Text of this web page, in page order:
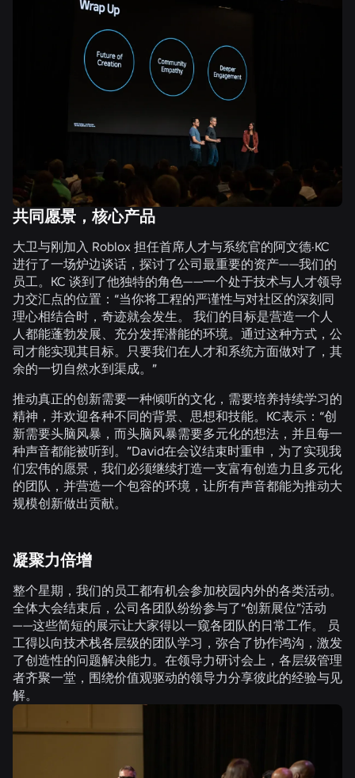
共同愿景，核心产品
大卫与刚加入 Roblox 担任首席人才与系统官的阿文德·KC
进行了一场炉边谈话，探讨了公司最重要的资产——我们的
员工。KC 谈到了他独特的角色——一个处于技术与人才领导
力交汇点的位置：“当你将工程的严谨性与对社区的深刻同
理心相结合时，奇迹就会发生。 我们的目标是营造一个人
人都能蓬勃发展、充分发挥潜能的环境。通过这种方式，公
司才能实现其目标。只要我们在人才和系统方面做对了，其
余的一切自然水到渠成。”
推动真正的创新需要一种倾听的文化，需要培养持续学习的
精神，并欢迎各种不同的背景、思想和技能。KC表示：“创
新需要头脑风暴，而头脑风暴需要多元化的想法，并且每一
种声音都能被听到。”David在会议结束时重申，为了实现我
们宏伟的愿景，我们必须继续打造一支富有创造力且多元化
的团队，并营造一个包容的环境，让所有声音都能为推动大
规模创新做出贡献。
凝聚力倍增
整个星期，我们的员工都有机会参加校园内外的各类活动。
全体大会结束后，公司各团队纷纷参与了“创新展位”活动
——这些简短的展示让大家得以一窥各团队的日常工作。 员
工得以向技术栈各层级的团队学习，弥合了协作鸿沟，激发
了创造性的问题解决能力。在领导力研讨会上，各层级管理
者齐聚一堂，围绕价值观驱动的领导力分享彼此的经验与见
解。